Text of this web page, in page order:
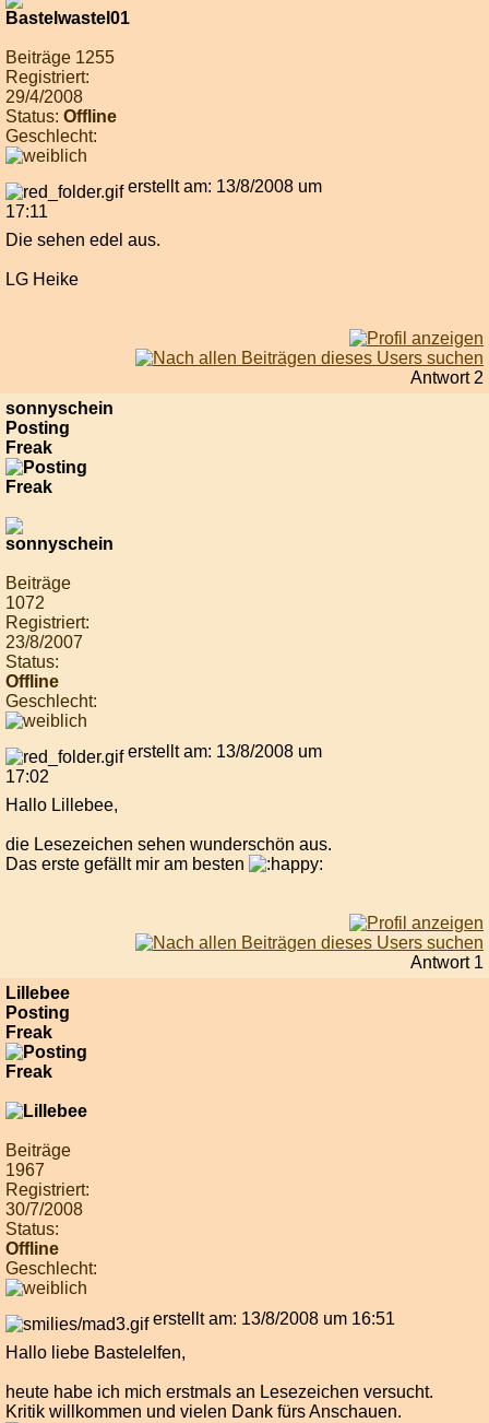
Beiträge 1255
Registriert:
29/4/2008
Status: Offline
Geschlecht:
erstellt am: 13/8/2008 um
17:11
Die sehen edel aus.
LG Heike
Antwort 2
sonnyschein
Posting
Freak
Beiträge
1072
Registriert:
23/8/2007
Status:
Offline
Geschlecht:
erstellt am: 13/8/2008 um
17:02
Hallo Lillebee,
die Lesezeichen sehen wunderschön aus.
Das erste gefällt mir am besten
Antwort 1
Lillebee
Posting
Freak
Beiträge
1967
Registriert:
30/7/2008
Status:
Offline
Geschlecht:
erstellt am: 13/8/2008 um 16:51
Hallo liebe Bastelelfen,
heute habe ich mich erstmals an Lesezeichen versucht.
Kritik willkommen und vielen Dank fürs Anschauen.